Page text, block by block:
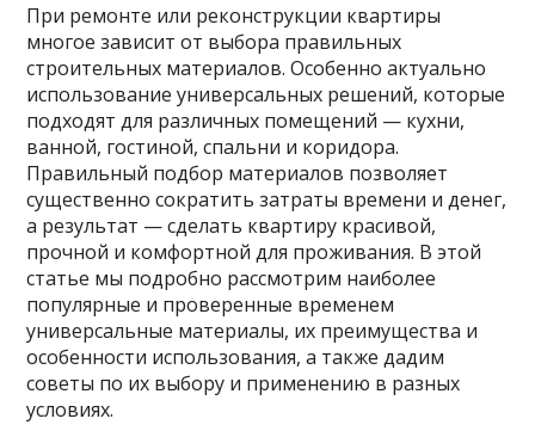
При ремонте или реконструкции квартиры
многое зависит от выбора правильных
строительных материалов. Особенно актуально
использование универсальных решений, которые
подходят для различных помещений — кухни,
ванной, гостиной, спальни и коридора.
Правильный подбор материалов позволяет
существенно сократить затраты времени и денег,
а результат — сделать квартиру красивой,
прочной и комфортной для проживания. В этой
статье мы подробно рассмотрим наиболее
популярные и проверенные временем
универсальные материалы, их преимущества и
особенности использования, а также дадим
советы по их выбору и применению в разных
условиях.